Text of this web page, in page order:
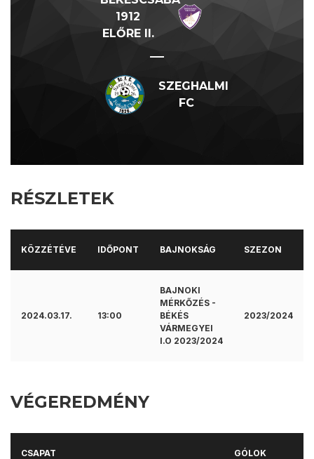
1912
ELŐRE II.
—
SZEGHALMI
FC
RÉSZLETEK
KÖZZÉTÉVE IDŐPONT BAJNOKSÁG SZEZON
2024.03.17. 13:00
BAJNOKI
MÉRKŐZÉS -
BÉKÉS
VÁRMEGYEI
I.O 2023/2024
2023/2024
VÉGEREDMÉNY
CSAPAT GÓLOK